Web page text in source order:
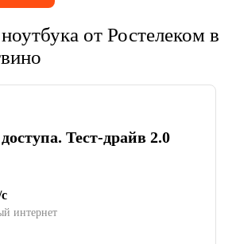
от Ростелеком в
Тест-драйв 2.0
интернет